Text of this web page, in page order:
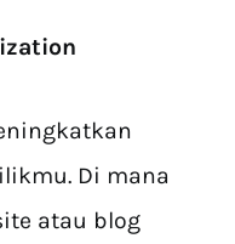
Di mana
atau blog